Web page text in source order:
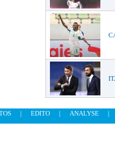
| EDITO | ANALYSE
|